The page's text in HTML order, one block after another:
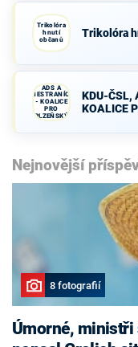
Trikolóra
hnutí
občanů
Trikolóra
ADS A
NESTRANÍCI
- KOALICE
PRO
PLZEŇSKÝ
KRAJ
KDU-ČSL,
KOALICE
Nejnovější
8 fotografií
Úmorné, ministři